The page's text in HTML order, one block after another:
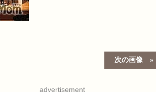
次の画像
advertisement